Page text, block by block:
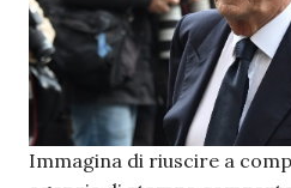
Immagina di riuscire a